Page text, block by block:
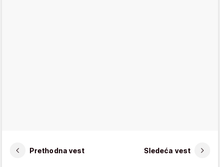
Prethodna vest Sledeća vest